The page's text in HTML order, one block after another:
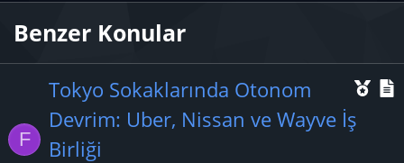
Benzer Konular
F
Ö
Tokyo Sokaklarında Otonom
Devrim: Uber, Nissan ve Wayve İş
Birliği